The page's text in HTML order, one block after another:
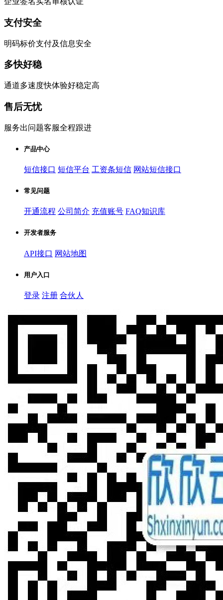
支付安全
明码标价支付及信息安全
多快好稳
通道多速度快体验好稳定高
售后无忧
服务出问题客服全程跟进
产品中心
短信接口 短信平台 工资条短信 网站短信接口
常见问题
开通流程 公司简介 充值账号 FAQ知识库
开发者服务
API接口 网站地图
用户入口
登录 注册 合伙人